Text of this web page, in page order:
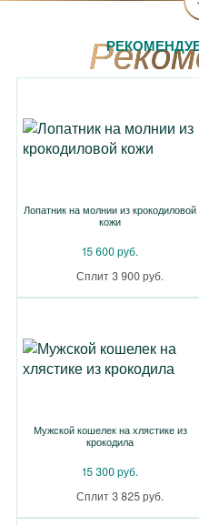
Лопатник на молнии из крокодиловой
кожи
15 600 руб.
Сплит 3 900 руб.
Мужской кошелек на хлястике из
крокодила
15 300 руб.
Сплит 3 825 руб.